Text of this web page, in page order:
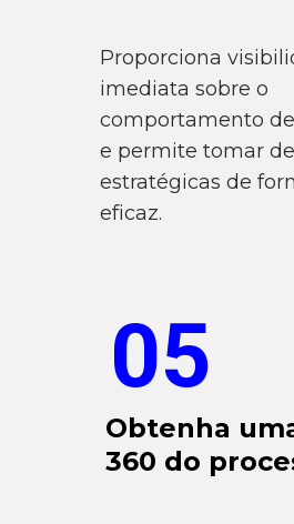
Proporciona
imediata sobre o
comportamento
e permite tomar
estratégicas de
eficaz.
05
Obtenha
360 do